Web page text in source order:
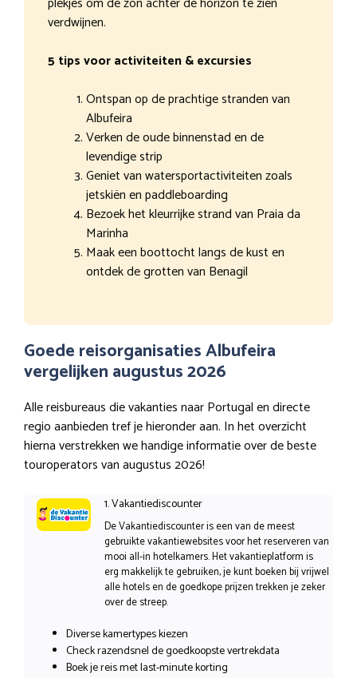
verdwijnen.
5 tips voor activiteiten & excursies
Ontspan op de prachtige stranden van
Albufeira
Verken de oude binnenstad en de
levendige strip
Geniet van watersportactiviteiten zoals
jetskiën en paddleboarding
Bezoek het kleurrijke strand van Praia da
Marinha
Maak een boottocht langs de kust en
ontdek de grotten van Benagil
Goede reisorganisaties Albufeira
vergelijken augustus 2026
Alle reisbureaus die vakanties naar Portugal en directe
regio aanbieden tref je hieronder aan. In het overzicht
hierna verstrekken we handige informatie over de beste
touroperators van augustus 2026!
1. Vakantiediscounter
De Vakantiediscounter is een van de meest
gebruikte vakantiewebsites voor het reserveren van
mooi all-in hotelkamers. Het vakantieplatform is
erg makkelijk te gebruiken, je kunt boeken bij vrijwel
alle hotels en de goedkope prijzen trekken je zeker
over de streep.
Diverse kamertypes kiezen
Check razendsnel de goedkoopste vertrekdata
Boek je reis met last-minute korting